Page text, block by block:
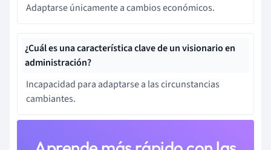
Adaptarse únicamente a cambios económicos.
¿Cuál es una característica clave de un visionario en
administración?
Incapacidad para adaptarse a las circunstancias
cambiantes.